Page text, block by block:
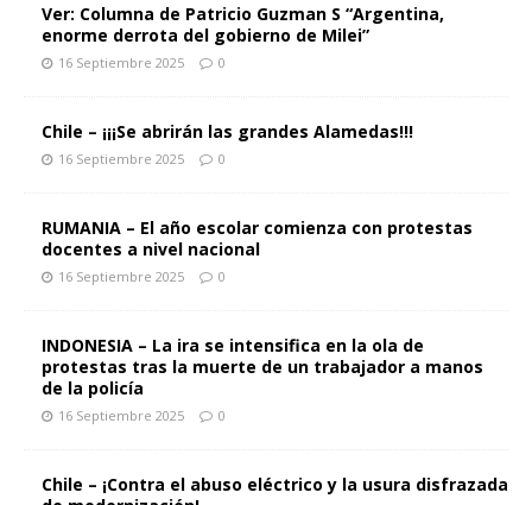
Ver: Columna de Patricio Guzman S “Argentina,
enorme derrota del gobierno de Milei”
16 Septiembre 2025 0
Chile – ¡¡¡Se abrirán las grandes Alamedas!!!
16 Septiembre 2025 0
RUMANIA – El año escolar comienza con protestas
docentes a nivel nacional
16 Septiembre 2025 0
INDONESIA – La ira se intensifica en la ola de
protestas tras la muerte de un trabajador a manos
de la policía
16 Septiembre 2025 0
Chile – ¡Contra el abuso eléctrico y la usura disfrazada